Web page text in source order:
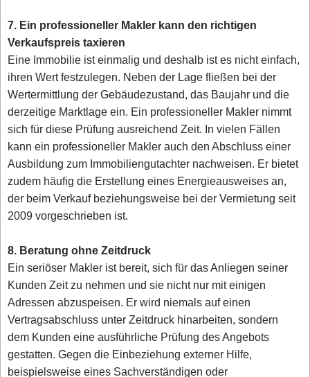
7. Ein professioneller Makler kann den richtigen
Verkaufspreis taxieren
Eine Immobilie ist einmalig und deshalb ist es nicht einfach,
ihren Wert festzulegen. Neben der Lage fließen bei der
Wertermittlung der Gebäudezustand, das Baujahr und die
derzeitige Marktlage ein. Ein professioneller Makler nimmt
sich für diese Prüfung ausreichend Zeit. In vielen Fällen
kann ein professioneller Makler auch den Abschluss einer
Ausbildung zum Immobiliengutachter nachweisen. Er bietet
zudem häufig die Erstellung eines Energieausweises an,
der beim Verkauf beziehungsweise bei der Vermietung seit
2009 vorgeschrieben ist.
8. Beratung ohne Zeitdruck
Ein seriöser Makler ist bereit, sich für das Anliegen seiner
Kunden Zeit zu nehmen und sie nicht nur mit einigen
Adressen abzuspeisen. Er wird niemals auf einen
Vertragsabschluss unter Zeitdruck hinarbeiten, sondern
dem Kunden eine ausführliche Prüfung des Angebots
gestatten. Gegen die Einbeziehung externer Hilfe,
beispielsweise eines Sachverständigen oder